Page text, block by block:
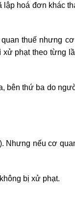
hoá đơn khác
thuế nhưng
phạt theo từng
bên thứ ba do
Nhưng nếu cơ
bị xử phạt.